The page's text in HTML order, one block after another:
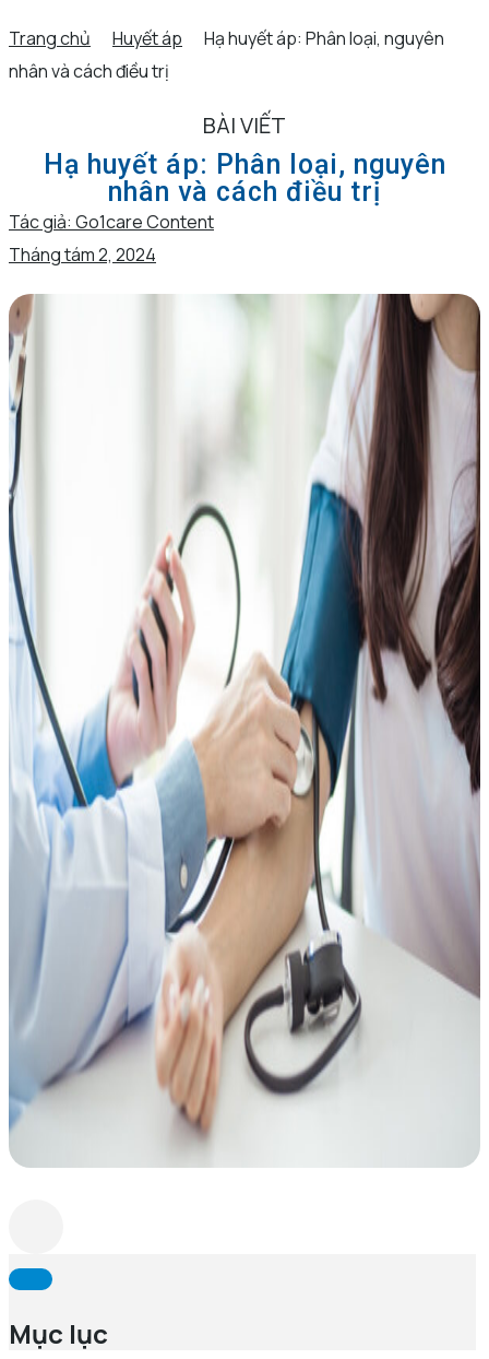
Trang chủ Huyết áp
Hạ huyết áp: Phân loại, nguyên
nhân và cách điều trị
BÀI VIẾT
Hạ huyết áp: Phân loại, nguyên
nhân và cách điều trị
Tác giả: Go1care Content
Tháng tám 2, 2024
Mục lục